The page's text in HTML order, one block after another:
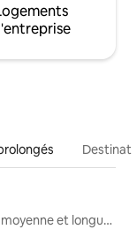
Locations moyenne et longue durée